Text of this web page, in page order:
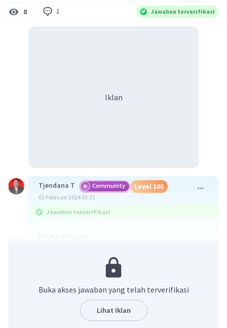
8 1 Jawaban terverifikasi
Iklan
Tjendana T Community Level 100
01 Februari 2024 03:31
Jawaban terverifikasi
Buka akses jawaban yang telah terverifikasi
Lihat Iklan